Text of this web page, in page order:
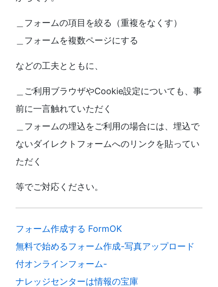
＿フォームの項目を絞る（重複をなくす）
＿フォームを複数ページにする
などの工夫とともに、
＿ご利用ブラウザやCookie設定についても、事
前に一言触れていただく
＿フォームの埋込をご利用の場合には、埋込で
ないダイレクトフォームへのリンクを貼ってい
ただく
等でご対応ください。
フォーム作成する FormOK
無料で始めるフォーム作成-写真アップロード
付オンラインフォーム-
ナレッジセンターは情報の宝庫